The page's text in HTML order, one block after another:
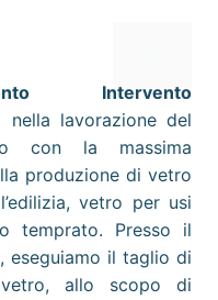
Intervento
nella lavorazione del
con la massima
produzione di vetro
vetro per usi
temprato. Presso il
eseguiamo il taglio di
allo scopo di